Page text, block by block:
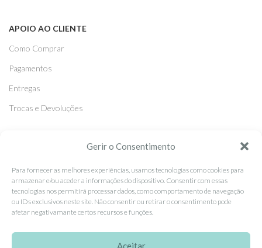
Gerir o Consentimento
Para fornecer as melhores experiências, usamos tecnologias como cookies para
armazenar e/ou aceder a informações do dispositivo. Consentir com essas
tecnologias nos permitirá processar dados, como comportamento de navegação
ou IDs exclusivos neste site. Não consentir ou retirar o consentimento pode
afetar negativamante certos recursos e funções.
Aceitar
APOIO AO CLIENTE
Como Comprar
Pagamentos
Entregas
Trocas e Devoluções
Facebook
Instagram
Pinterest